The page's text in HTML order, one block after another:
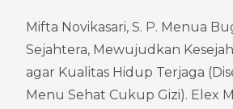
Mifta Novikasari, S. P. Menua
Sejahtera, Mewujudkan
agar Kualitas Hidup Terjaga
Menu Sehat Cukup Gizi). Elex